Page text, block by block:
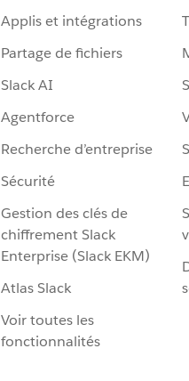
Applis et intégrations
Partage de fichiers
Slack AI
Agentforce
Recherche d’entreprise
Sécurité
Gestion des clés de
chiffrement Slack
Enterprise (Slack EKM)
Atlas Slack
Voir toutes les
fonctionnalités